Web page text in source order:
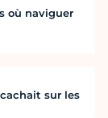
où naviguer
sur les